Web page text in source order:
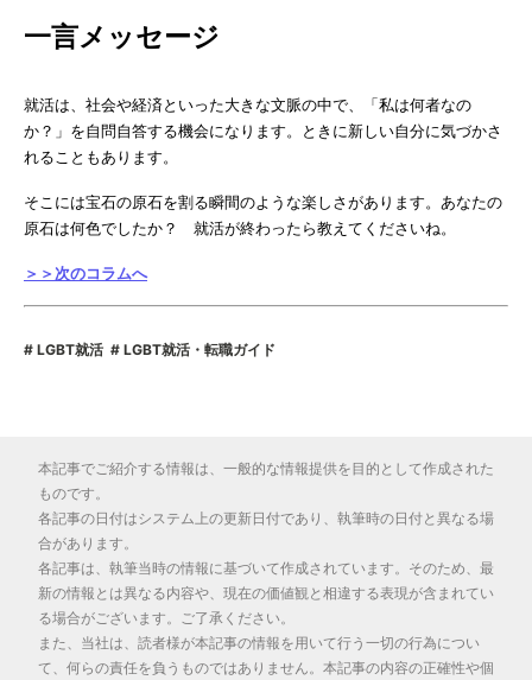
一言メッセージ
就活は、社会や経済といった大きな文脈の中で、「私は何者なの
か？」を自問自答する機会になります。ときに新しい自分に気づかさ
れることもあります。
そこには宝石の原石を割る瞬間のような楽しさがあります。あなたの
原石は何色でしたか？ 就活が終わったら教えてくださいね。
＞＞次のコラムへ
LGBT就活 LGBT就活・転職ガイド
本記事でご紹介する情報は、一般的な情報提供を目的として作成された
ものです。
各記事の日付はシステム上の更新日付であり、執筆時の日付と異なる場
合があります。
各記事は、執筆当時の情報に基づいて作成されています。そのため、最
新の情報とは異なる内容や、現在の価値観と相違する表現が含まれてい
る場合がございます。ご了承ください。
また、当社は、読者様が本記事の情報を用いて行う一切の行為につい
て、何らの責任を負うものではありません。本記事の内容の正確性や個